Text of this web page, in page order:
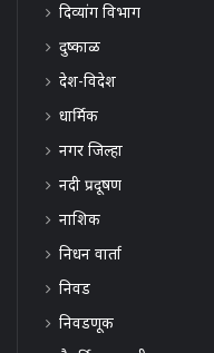
दिव्यांग विभाग
दुष्काळ
देश-विदेश
धार्मिक
नगर जिल्हा
नदी प्रदूषण
नाशिक
निधन वार्ता
निवड
निवडणूक